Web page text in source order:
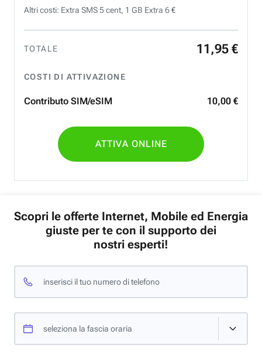
Altri costi: Extra SMS 5 cent, 1 GB Extra 6 €
TOTALE 11 ,95 €
COSTI DI ATTIVAZIONE
Contributo SIM/eSIM 10,00 €
ATTIVA ONLINE
Scopri le offerte Internet, Mobile ed Energia
giuste per te con il supporto dei
nostri esperti!
inserisci il tuo numero di telefono
seleziona la fascia oraria